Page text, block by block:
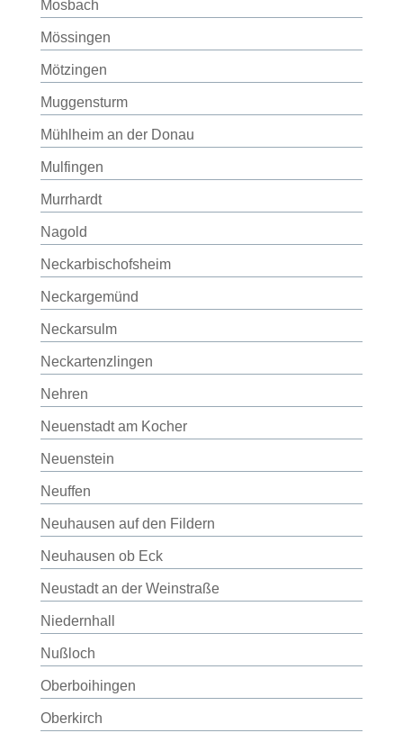
Mosbach
Mössingen
Mötzingen
Muggensturm
Mühlheim an der Donau
Mulfingen
Murrhardt
Nagold
Neckarbischofsheim
Neckargemünd
Neckarsulm
Neckartenzlingen
Nehren
Neuenstadt am Kocher
Neuenstein
Neuffen
Neuhausen auf den Fildern
Neuhausen ob Eck
Neustadt an der Weinstraße
Niedernhall
Nußloch
Oberboihingen
Oberkirch